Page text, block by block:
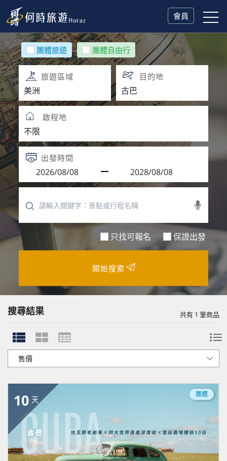
會員
團體旅遊 團體自由行
旅遊區域 目的地
啟程地
出發時間
只找可報名 保證出發
開始搜索
搜尋結果 共有 1 筆商品
10 天
團體